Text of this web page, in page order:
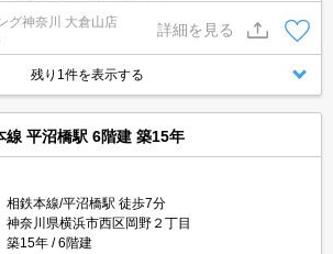
グ神奈川 大倉山店
詳細を見る
残り1件を表示する
線 平沼橋駅 6階建 築15年
相鉄本線/平沼橋駅 徒歩7分
神奈川県横浜市西区岡野２丁目
築15年
6階建